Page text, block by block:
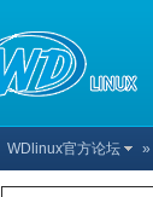
WDlinux官方论坛 »